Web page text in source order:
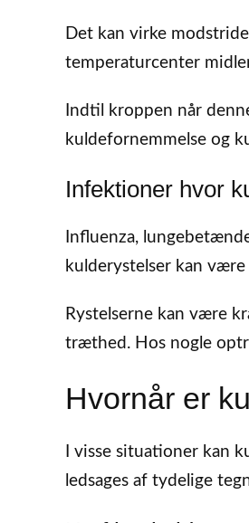
Det kan virke
temperaturcenter
Indtil kroppen når
kuldefornemmelse og
Infektioner hvor
Influenza,
kulderystelser kan
Rystelserne kan være
træthed. Hos nogle
Hvornår er
I visse situationer kan
ledsages af tydelige